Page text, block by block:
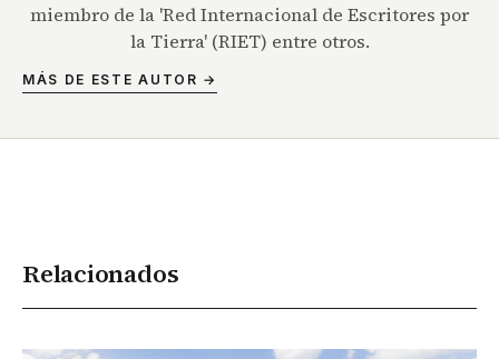
miembro de la 'Red Internacional de Escritores por
la Tierra' (RIET) entre otros.
MÁS DE ESTE AUTOR →
Relacionados